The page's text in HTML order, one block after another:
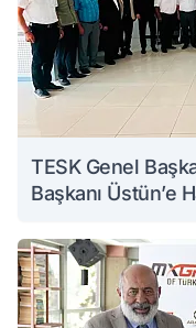
TESK Genel
Başkanı Üstün’e